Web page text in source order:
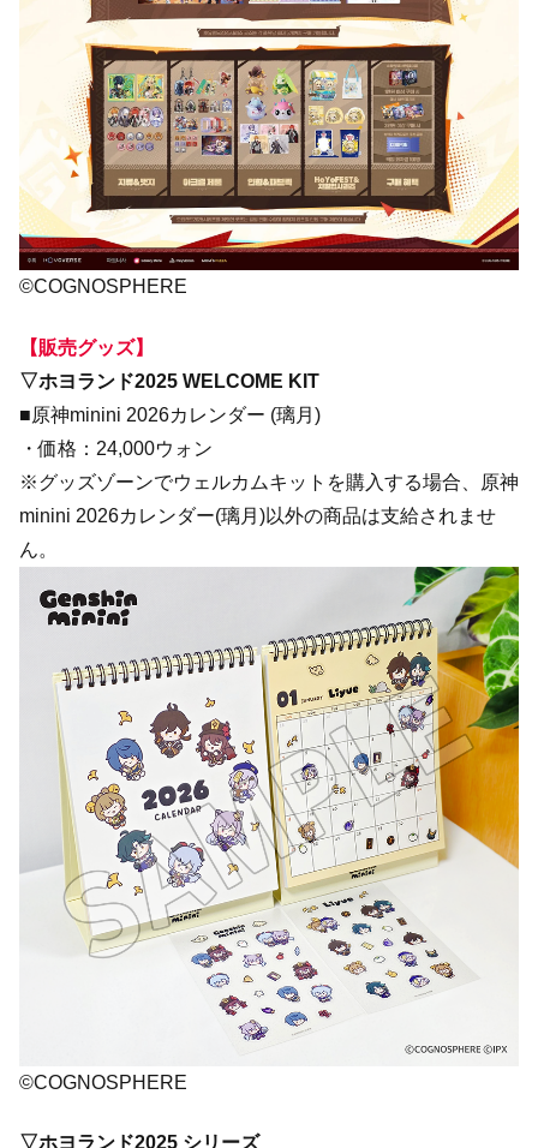
©COGNOSPHERE
【販売グッズ】
▽ホヨランド2025 WELCOME KIT
■原神minini 2026カレンダー (璃月)
・価格：24,000ウォン
※グッズゾーンでウェルカムキットを購入する場合、原神
minini 2026カレンダー(璃月)以外の商品は支給されませ
ん。
©COGNOSPHERE
▽ホヨランド2025 シリーズ